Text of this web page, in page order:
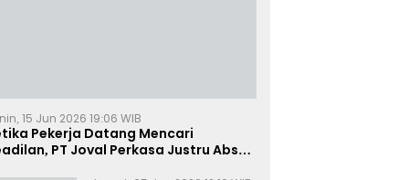
15 Jun 2026 19:06 WIB
Pekerja Datang Mencari
PT Joval Perkasa Justru Absen